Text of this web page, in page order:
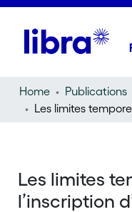
Home Publications
Les limites
l’inscription